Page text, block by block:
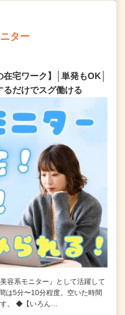
ター
宅ワーク】│単発もOK│
だけでスグ働ける
容系モニター』として活躍して
は5分〜10分程度。空いた時間
す。 ◆【いろん…